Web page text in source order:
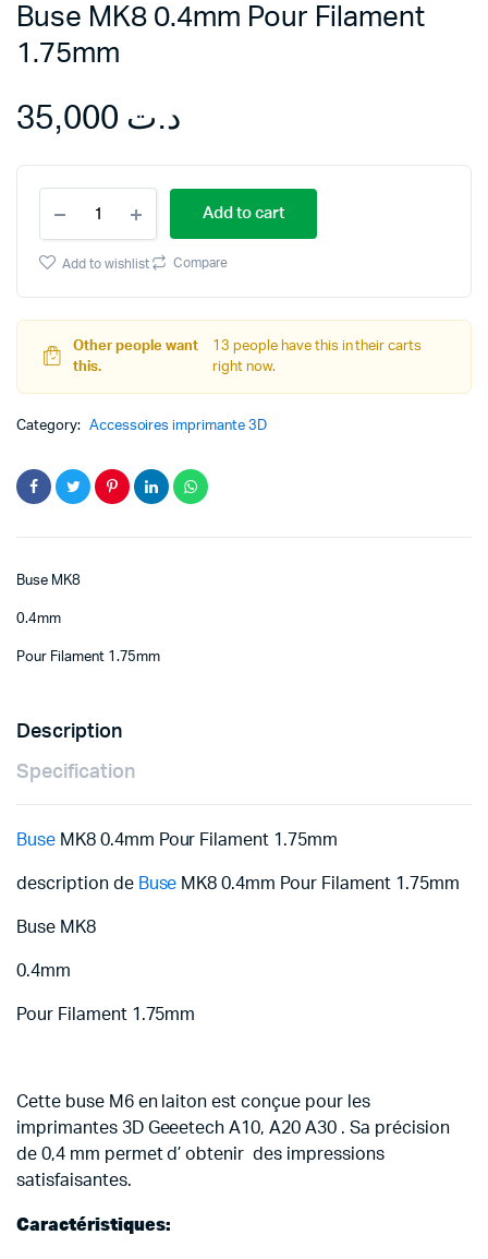
Buse MK8 0.4mm Pour Filament
1.75mm
د.ت
MK8
0.4mm
Pour
1.75mm
quantity
Add to cart
Add to wishlist Compare
Other people want
this.
13 people have this in their carts
right now.
Category: Accessoires imprimante 3D
Buse MK8
0.4mm
Pour Filament 1.75mm
Description
Specification
BuseMK8 0.4mm Pour Filament 1.75mm
description de Buse MK8 0.4mm Pour Filament 1.75mm
Buse MK8
0.4mm
Pour Filament 1.75mm
Cette buse M6 en laiton est conçue pour les
imprimantes 3D Geeetech A10, A20 A30 . Sa précision
de 0,4 mm permet d’ obtenir des impressions
satisfaisantes.
Caractéristiques: